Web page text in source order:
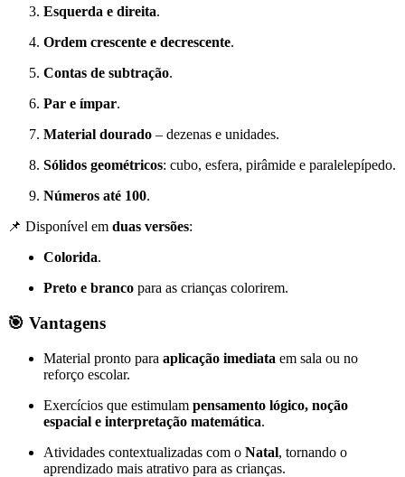
Esquerda e direita.
Ordem crescente e decrescente.
Contas de subtração.
Par e ímpar.
Material dourado – dezenas e unidades.
Sólidos geométricos: cubo, esfera, pirâmide e paralelepípedo.
Números até 100.
📌 Disponível em duas versões:
Colorida.
Preto e branco para as crianças colorirem.
🎯 Vantagens
Material pronto para aplicação imediata em sala ou no
reforço escolar.
Exercícios que estimulam pensamento lógico, noção
espacial e interpretação matemática.
Atividades contextualizadas com o Natal, tornando o
aprendizado mais atrativo para as crianças.